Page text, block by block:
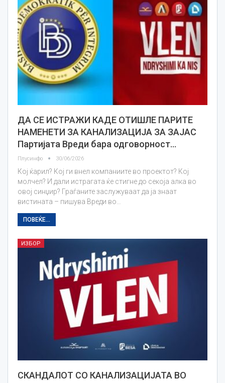
ДА СЕ ИСТРАЖИ КАДЕ ОТИШЛЕ ПАРИТЕ
НАМЕНЕТИ ЗА КАНАЛИЗАЦИЈА ЗА ЗАЈАС
Партијата Вреди бара одговорност…
Плусинфо 30/06/2026
Кој ќарил? Кој ги внел компаниите во проектот? Кој
молчел? И дали истрагата ќе стигне до секоја алка во
овој синџир? Граѓаните заслужуваат да ја знаат
вистината – пишува Вреди во…
ПОВЕЌЕ...
ИЗБОР
СКАНДАЛОТ СО КАНАЛИЗАЦИЈАТА ВО